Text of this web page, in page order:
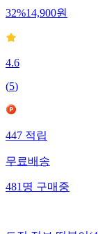
32%14,900원
4.6
(5)
447 적립
무료배송
481 명 구매중